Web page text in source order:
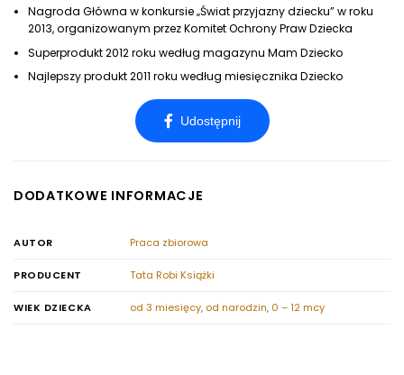
Nagroda Główna w konkursie „Świat przyjazny dziecku” w roku
2013, organizowanym przez Komitet Ochrony Praw Dziecka
Superprodukt 2012 roku według magazynu Mam Dziecko
Najlepszy produkt 2011 roku według miesięcznika Dziecko
DODATKOWE INFORMACJE
AUTOR Praca zbiorowa
PRODUCENT Tata Robi Książki
WIEK DZIECKA od 3 miesięcy, od narodzin, 0 – 12 mcy